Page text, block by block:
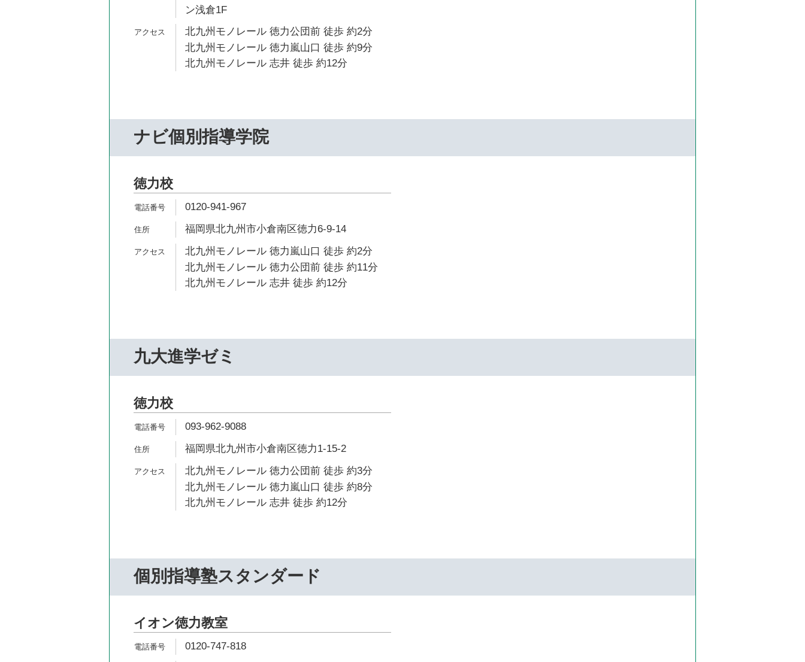
ン浅倉1F
北九州モノレール 徳力公団前 徒歩 約2分
北九州モノレール 徳力嵐山口 徒歩 約9分
北九州モノレール 志井 徒歩 約12分
ナビ個別指導学院
徳力校
0120-941-967
福岡県北九州市小倉南区徳力6-9-14
北九州モノレール 徳力嵐山口 徒歩 約2分
北九州モノレール 徳力公団前 徒歩 約11分
北九州モノレール 志井 徒歩 約12分
九大進学ゼミ
徳力校
093-962-9088
福岡県北九州市小倉南区徳力1-15-2
北九州モノレール 徳力公団前 徒歩 約3分
北九州モノレール 徳力嵐山口 徒歩 約8分
北九州モノレール 志井 徒歩 約12分
個別指導塾スタンダード
イオン徳力教室
0120-747-818